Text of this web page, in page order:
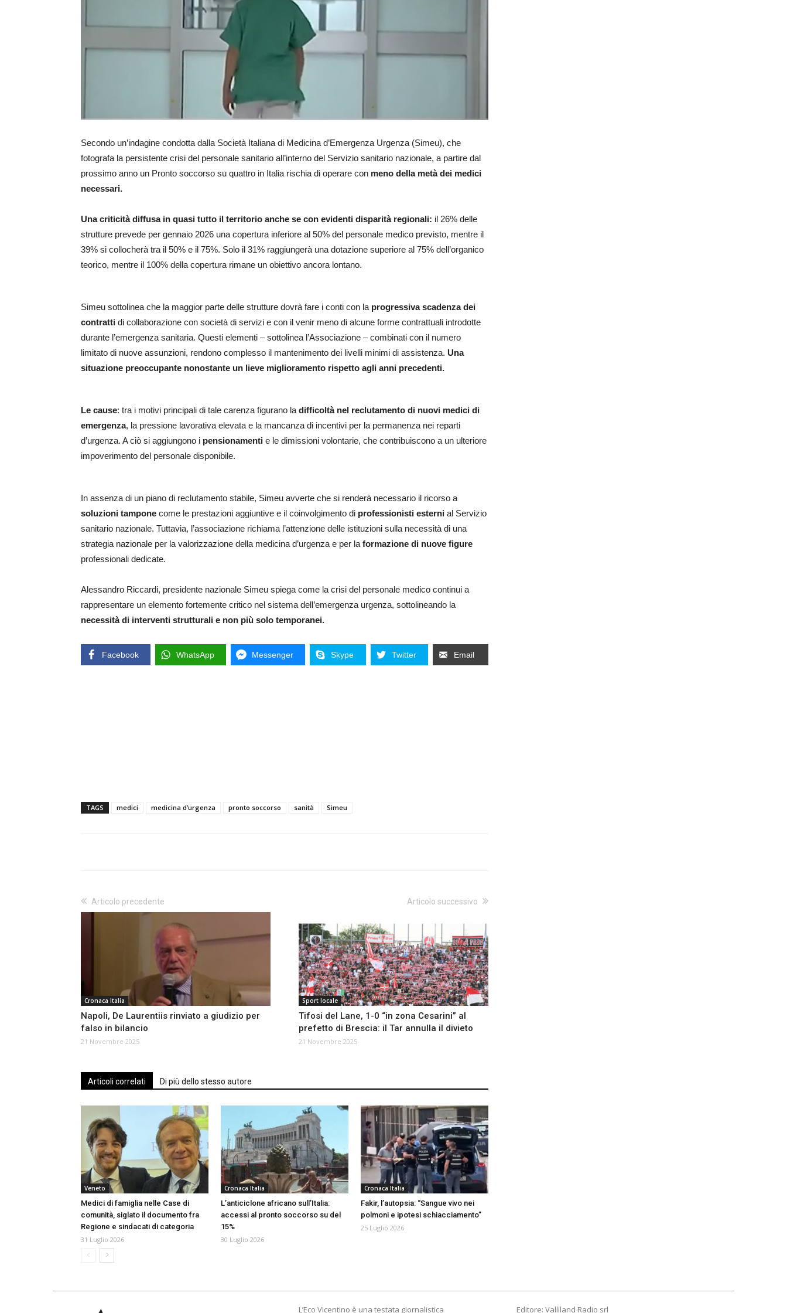
Secondo un’indagine condotta dalla Società Italiana di Medicina d’Emergenza Urgenza (Simeu), che
fotografa la persistente crisi del personale sanitario all’interno del Servizio sanitario nazionale, a partire dal
prossimo anno un Pronto soccorso su quattro in Italia rischia di operare con meno della metà dei medici
necessari.
Una criticità diffusa in quasi tutto il territorio anche se con evidenti disparità regionali: il 26% delle
strutture prevede per gennaio 2026 una copertura inferiore al 50% del personale medico previsto, mentre il
39% si collocherà tra il 50% e il 75%. Solo il 31% raggiungerà una dotazione superiore al 75% dell’organico
teorico, mentre il 100% della copertura rimane un obiettivo ancora lontano.
Simeu sottolinea che la maggior parte delle strutture dovrà fare i conti con la progressiva scadenza dei
contratti di collaborazione con società di servizi e con il venir meno di alcune forme contrattuali introdotte
durante l’emergenza sanitaria. Questi elementi – sottolinea l’Associazione – combinati con il numero
limitato di nuove assunzioni, rendono complesso il mantenimento dei livelli minimi di assistenza. Una
situazione preoccupante nonostante un lieve miglioramento rispetto agli anni precedenti.
Le cause: tra i motivi principali di tale carenza figurano la difficoltà nel reclutamento di nuovi medici di
emergenza, la pressione lavorativa elevata e la mancanza di incentivi per la permanenza nei reparti
d’urgenza. A ciò si aggiungono i pensionamenti e le dimissioni volontarie, che contribuiscono a un ulteriore
impoverimento del personale disponibile.
In assenza di un piano di reclutamento stabile, Simeu avverte che si renderà necessario il ricorso a
soluzioni tampone come le prestazioni aggiuntive e il coinvolgimento di professionisti esterni al Servizio
sanitario nazionale. Tuttavia, l’associazione richiama l’attenzione delle istituzioni sulla necessità di una
strategia nazionale per la valorizzazione della medicina d’urgenza e per la formazione di nuove figure
professionali dedicate.
Alessandro Riccardi, presidente nazionale Simeu spiega come la crisi del personale medico continui a
rappresentare un elemento fortemente critico nel sistema dell’emergenza urgenza, sottolineando la
necessità di interventi strutturali e non più solo temporanei.
Facebook WhatsApp Messenger Skype Twitter Email
TAGS medici medicina d’urgenza pronto soccorso sanità Simeu
Articolo precedente
Cronaca Italia
Napoli, De Laurentiis rinviato a giudizio per
falso in bilancio
21 Novembre 2025
Articolo successivo
Sport locale
Tifosi del Lane, 1-0 “in zona Cesarini” al
prefetto di Brescia: il Tar annulla il divieto
21 Novembre 2025
Articoli correlati Di più dello stesso autore
Veneto
Medici di famiglia nelle Case di
comunità, siglato il documento fra
Regione e sindacati di categoria
31 Luglio 2026
Cronaca Italia
L’anticiclone africano sull’Italia:
accessi al pronto soccorso su del
15%
30 Luglio 2026
Cronaca Italia
Fakir, l’autopsia: “Sangue vivo nei
polmoni e ipotesi schiacciamento”
25 Luglio 2026
L’Eco Vicentino è una testata giornalistica Editore: Valliland Radio srl